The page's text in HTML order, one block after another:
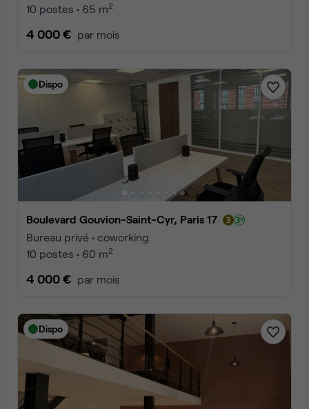
10 postes • 65 m2
4 000 € par mois
Dispo
Boulevard Gouvion-Saint-Cyr, Paris 17
Bureau privé • coworking
10 postes • 60 m2
4 000 € par mois
Dispo